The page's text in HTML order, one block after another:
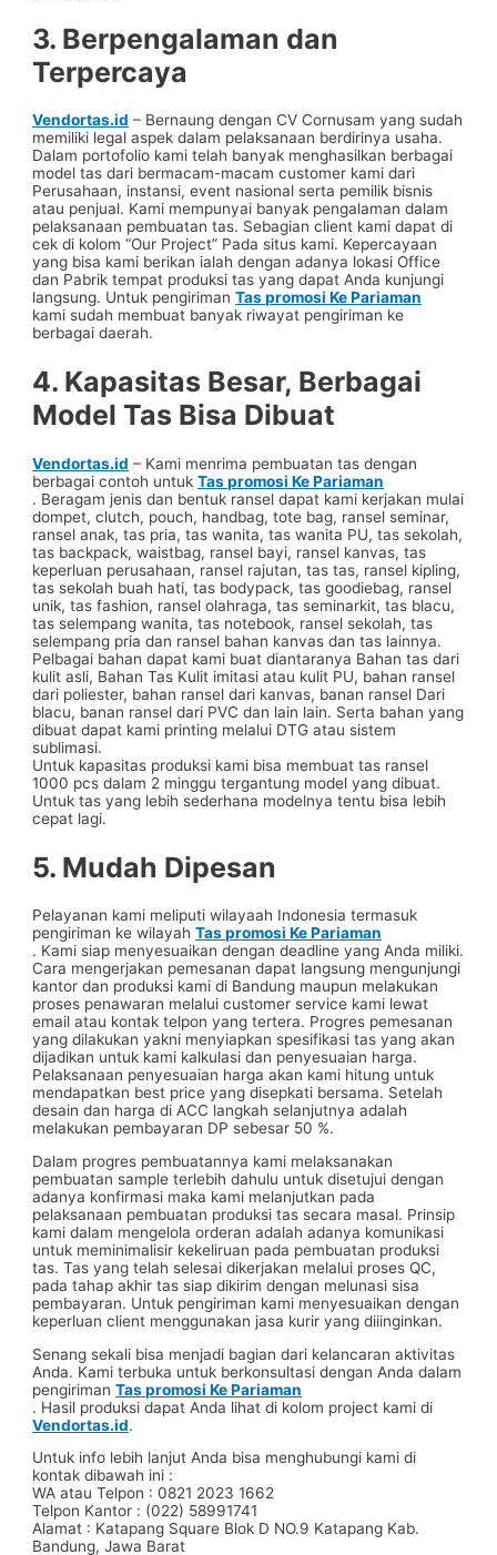
3. Berpengalaman dan
Terpercaya
Vendortas.id – Bernaung dengan CV Cornusam yang sudah
memiliki legal aspek dalam pelaksanaan berdirinya usaha.
Dalam portofolio kami telah banyak menghasilkan berbagai
model tas dari bermacam-macam customer kami dari
Perusahaan, instansi, event nasional serta pemilik bisnis
atau penjual. Kami mempunyai banyak pengalaman dalam
pelaksanaan pembuatan tas. Sebagian client kami dapat di
cek di kolom “Our Project” Pada situs kami. Kepercayaan
yang bisa kami berikan ialah dengan adanya lokasi Office
dan Pabrik tempat produksi tas yang dapat Anda kunjungi
langsung. Untuk pengirimanTas promosi Ke Pariaman
kami sudah membuat banyak riwayat pengiriman ke
berbagai daerah.
4. Kapasitas Besar, Berbagai
Model Tas Bisa Dibuat
Vendortas.id – Kami menrima pembuatan tas dengan
berbagai contoh untukTas promosi Ke Pariaman
. Beragam jenis dan bentuk ransel dapat kami kerjakan mulai
dompet, clutch, pouch, handbag, tote bag, ransel seminar,
ransel anak, tas pria, tas wanita, tas wanita PU, tas sekolah,
tas backpack, waistbag, ransel bayi, ransel kanvas, tas
keperluan perusahaan, ransel rajutan, tas tas, ransel kipling,
tas sekolah buah hati, tas bodypack, tas goodiebag, ransel
unik, tas fashion, ransel olahraga, tas seminarkit, tas blacu,
tas selempang wanita, tas notebook, ransel sekolah, tas
selempang pria dan ransel bahan kanvas dan tas lainnya.
Pelbagai bahan dapat kami buat diantaranya Bahan tas dari
kulit asli, Bahan Tas Kulit imitasi atau kulit PU, bahan ransel
dari poliester, bahan ransel dari kanvas, banan ransel Dari
blacu, banan ransel dari PVC dan lain lain. Serta bahan yang
dibuat dapat kami printing melalui DTG atau sistem
sublimasi.
Untuk kapasitas produksi kami bisa membuat tas ransel
1000 pcs dalam 2 minggu tergantung model yang dibuat.
Untuk tas yang lebih sederhana modelnya tentu bisa lebih
cepat lagi.
5. Mudah Dipesan
Pelayanan kami meliputi wilayaah Indonesia termasuk
pengiriman ke wilayahTas promosi Ke Pariaman
. Kami siap menyesuaikan dengan deadline yang Anda miliki.
Cara mengerjakan pemesanan dapat langsung mengunjungi
kantor dan produksi kami di Bandung maupun melakukan
proses penawaran melalui customer service kami lewat
email atau kontak telpon yang tertera. Progres pemesanan
yang dilakukan yakni menyiapkan spesifikasi tas yang akan
dijadikan untuk kami kalkulasi dan penyesuaian harga.
Pelaksanaan penyesuaian harga akan kami hitung untuk
mendapatkan best price yang disepkati bersama. Setelah
desain dan harga di ACC langkah selanjutnya adalah
melakukan pembayaran DP sebesar 50 %.
Dalam progres pembuatannya kami melaksanakan
pembuatan sample terlebih dahulu untuk disetujui dengan
adanya konfirmasi maka kami melanjutkan pada
pelaksanaan pembuatan produksi tas secara masal. Prinsip
kami dalam mengelola orderan adalah adanya komunikasi
untuk meminimalisir kekeliruan pada pembuatan produksi
tas. Tas yang telah selesai dikerjakan melalui proses QC,
pada tahap akhir tas siap dikirim dengan melunasi sisa
pembayaran. Untuk pengiriman kami menyesuaikan dengan
keperluan client menggunakan jasa kurir yang diiinginkan.
Senang sekali bisa menjadi bagian dari kelancaran aktivitas
Anda. Kami terbuka untuk berkonsultasi dengan Anda dalam
pengirimanTas promosi Ke Pariaman
. Hasil produksi dapat Anda lihat di kolom project kami di
Vendortas.id.
Untuk info lebih lanjut Anda bisa menghubungi kami di
kontak dibawah ini :
WA atau Telpon : 0821 2023 1662
Telpon Kantor : (022) 58991741
Alamat : Katapang Square Blok D NO.9 Katapang Kab.
Bandung, Jawa Barat